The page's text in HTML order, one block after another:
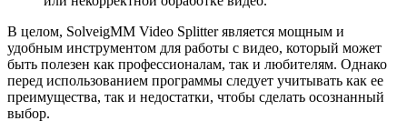
В целом, SolveigMM Video Splitter является мощным и
удобным инструментом для работы с видео, который может
быть полезен как профессионалам, так и любителям. Однако
перед использованием программы следует учитывать как ее
преимущества, так и недостатки, чтобы сделать осознанный
выбор.